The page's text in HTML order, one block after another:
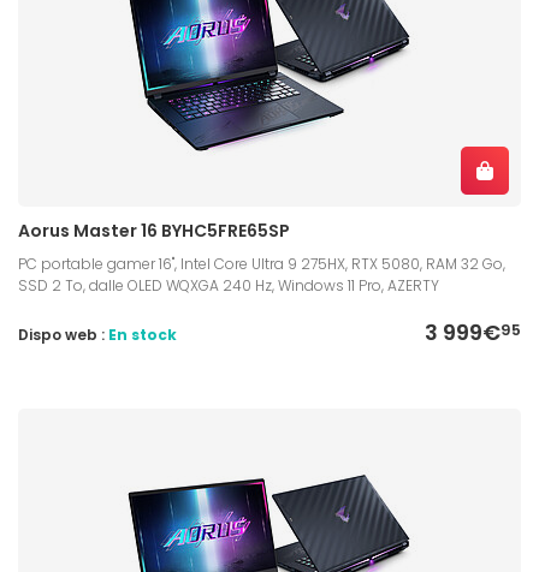
Aorus Master 16 BYHC5FRE65SP
PC portable gamer 16", Intel Core Ultra 9 275HX, RTX 5080, RAM 32 Go,
SSD 2 To, dalle OLED WQXGA 240 Hz, Windows 11 Pro, AZERTY
3 999€95
Dispo web : En stock